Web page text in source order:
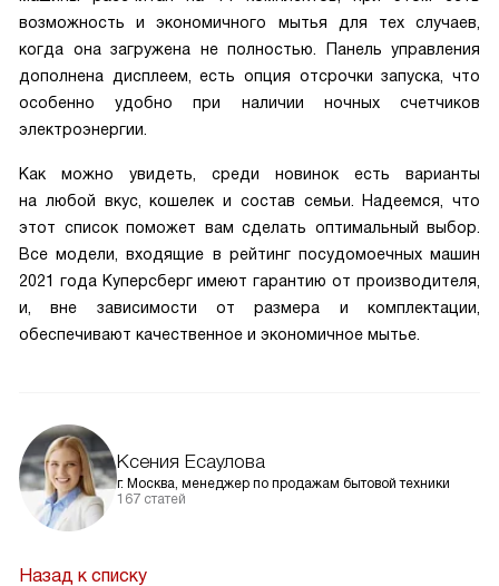
возможность и экономичного мытья для тех случаев,
когда она загружена не полностью. Панель управления
дополнена дисплеем, есть опция отсрочки запуска, что
особенно удобно при наличии ночных счетчиков
электроэнергии.
Как можно увидеть, среди новинок есть варианты
на любой вкус, кошелек и состав семьи. Надеемся, что
этот список поможет вам сделать оптимальный выбор.
Все модели, входящие в рейтинг посудомоечных машин
2021 года Куперсберг имеют гарантию от производителя,
и, вне зависимости от размера и комплектации,
обеспечивают качественное и экономичное мытье.
Ксения Есаулова
г. Москва, менеджер по продажам бытовой техники
167 статей
Назад к списку